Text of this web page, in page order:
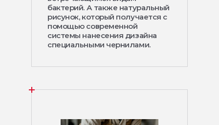
бактерий. А также натуральный
рисунок, который получается с
помощью современной
системы нанесения дизайна
специальными чернилами.